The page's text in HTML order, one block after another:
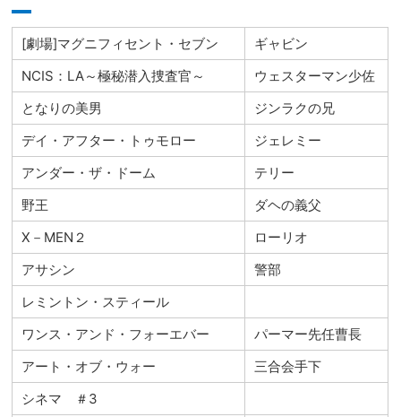
[劇場]マグニフィセント・セブン
ギャビン
NCIS：LA～極秘潜入捜査官～
ウェスターマン少佐
となりの美男
ジンラクの兄
デイ・アフター・トゥモロー
ジェレミー
アンダー・ザ・ドーム
テリー
野王
ダヘの義父
X－MEN２
ローリオ
アサシン
警部
レミントン・スティール
ワンス・アンド・フォーエバー
パーマー先任曹長
アート・オブ・ウォー
三合会手下
シネマ ＃3